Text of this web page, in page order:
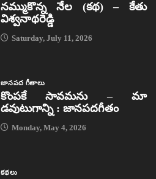
నమ్ముకొన్న నేల (కథ) – కేతు
విశ్వనాథరెడ్డి
Saturday, July 11, 2026
జానపద గీతాలు
కొంపకే సావమను – మా
డవుటుగాన్ని : జానపదగీతం
Monday, May 4, 2026
కథలు